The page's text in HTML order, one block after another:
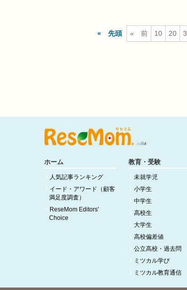
先頭 前 10 20
ホーム
人気記事ランキング
イード・アワード（顧客
満足度調査）
ReseMom Editors'
Choice
教育・受験
未就学児
小学生
中学生
高校生
大学生
高校偏差値
公立高校・過去問
ミツカル学び
ミツカル教育通信